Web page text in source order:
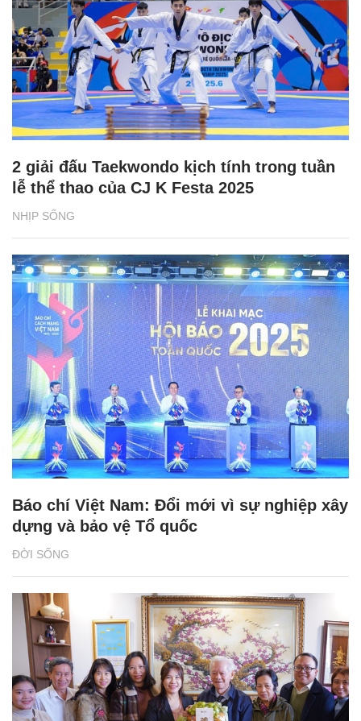
NHỊP SỐNG
2 giải đấu Taekwondo kịch tính trong tuần
lễ thể thao của CJ K Festa 2025
ĐỜI SỐNG
Báo chí Việt Nam: Đổi mới vì sự nghiệp xây
dựng và bảo vệ Tổ quốc